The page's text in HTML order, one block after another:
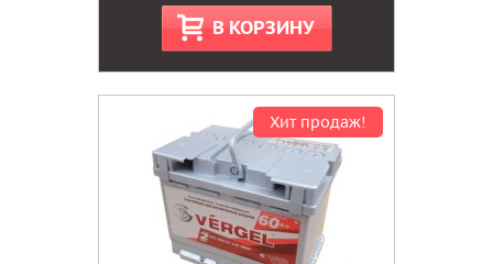
В КОРЗИНУ
Хит продаж!